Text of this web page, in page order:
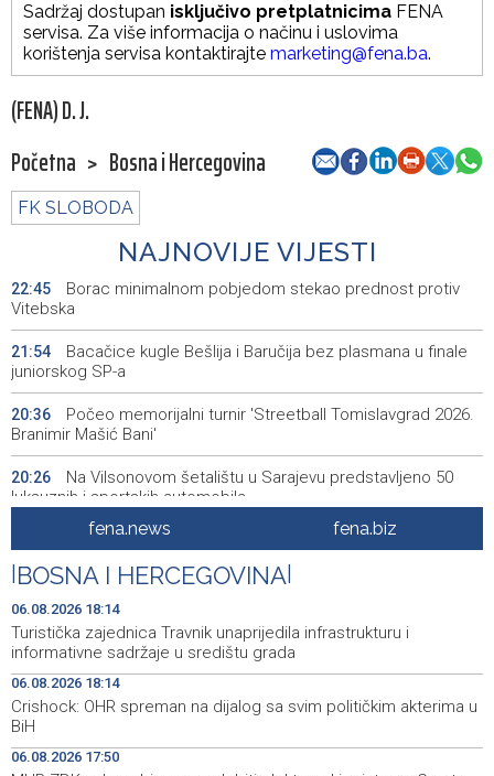
Sadržaj dostupan isključivo pretplatnicima FENA
servisa. Za više informacija o načinu i uslovima
korištenja servisa kontaktirajte marketing@fena.ba.
(FENA) D. J.
Početna > Bosna i Hercegovina
FK SLOBODA
NAJNOVIJE VIJESTI
22:45
Borac minimalnom pobjedom stekao prednost protiv
Vitebska
21:54
Bacačice kugle Bešlija i Baručija bez plasmana u finale
juniorskog SP-a
20:36
Počeo memorijalni turnir 'Streetball Tomislavgrad 2026.
Branimir Mašić Bani'
20:26
Na Vilsonovom šetalištu u Sarajevu predstavljeno 50
luksuznih i sportskih automobila
Announcement of events for Friday, 7 August 2026
19:55
Drugi Festival bakri okupio mještane i posjetitelje kod
Livna
19:45
Novi Travnik receives first direct EU funding for UNESCO
19:33
Crishock: OHR maintains an open dialogue with all
political stakeholders in BiH
19:32
fena.news fena.biz
BOSNA I HERCEGOVINA
06.08.2026 18:14
Turistička zajednica Travnik unaprijedila infrastrukturu i
informativne sadržaje u središtu grada
06.08.2026 18:14
Crishock: OHR spreman na dijalog sa svim političkim akterima u
BiH
06.08.2026 17:50